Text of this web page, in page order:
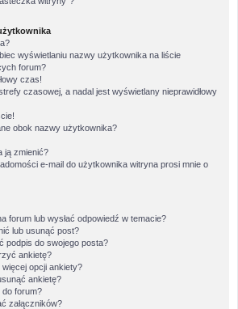
wyświetlaniu nazwy użytkownika na liście
forum?
czas!
czasowej, a nadal jest wyświetlany nieprawidłowy
obok nazwy użytkownika?
ją zmienić?
e-mail do użytkownika witryna prosi mnie o
forum lub wysłać odpowiedź w temacie?
lub usunąć post?
podpis do swojego posta?
ankietę?
opcji ankiety?
ankietę?
do forum?
załączników?